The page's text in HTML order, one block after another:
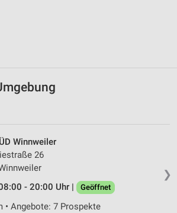
❯
Winnweiler
26
- 20:00 Uhr |
Geöffnet
• Angebote: 7 Prospekte